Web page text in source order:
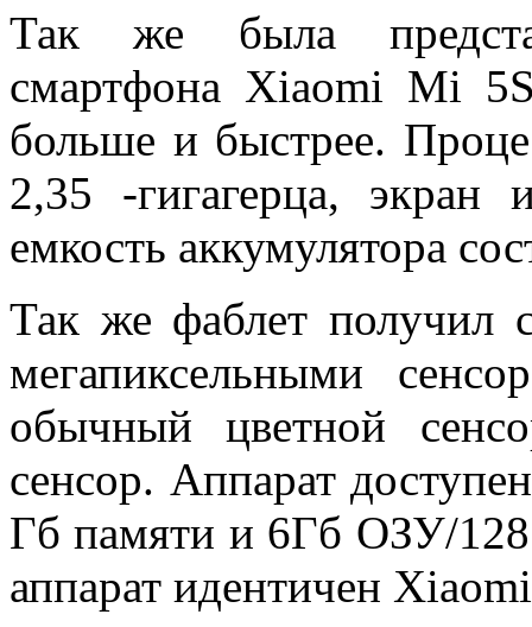
Так же была
смартфона Xiaomi Mi
больше и быстрее.
2,35 -гигагерца, экран
емкость аккумулятора
Так же фаблет получил
мегапиксельными
обычный цветной
сенсор. Аппарат
Гб памяти и 6Гб ОЗУ/
аппарат идентичен